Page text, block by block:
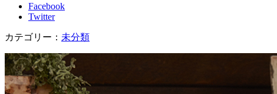
Facebook
Twitter
カテゴリー： 未分類